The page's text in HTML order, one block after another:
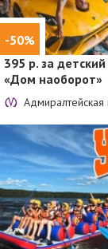
-50%
395 р. за
«Дом наоборот»